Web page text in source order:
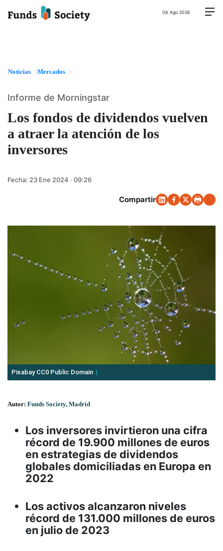
06 Ago 2026
Noticias Mercados
Los fondos de dividendos vuelven
a atraer la atención de los
inversores
Informe de Morningstar
Fecha: 23 Ene 2024 · 09:26
Compartir
Pixabay CC0 Public Domain
Autor: Funds Society, Madrid
Los inversores invirtieron una cifra
récord de 19.900 millones de euros
en estrategias de dividendos
globales domiciliadas en Europa en
2022
Los activos alcanzaron niveles
récord de 131.000 millones de euros
en julio de 2023